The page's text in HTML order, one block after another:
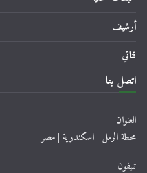
أرشيف
قناتي
اتصل بنا
العنوان
محطة الرمل | اسكندرية | مصر
تليفون